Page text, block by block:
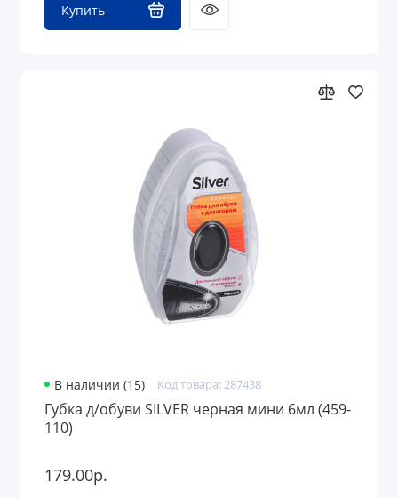
Купить
В наличии (15) Код товара: 287438
Губка д/обуви SILVER черная мини 6мл (459-
110)
179.00р.